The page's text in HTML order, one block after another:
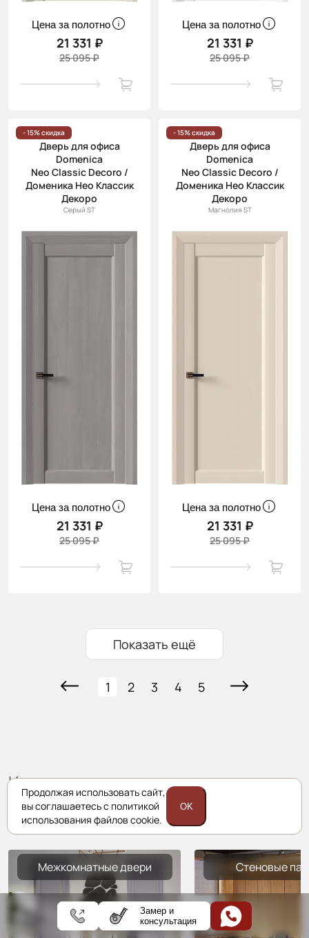
Цена за полотно
21 331 ₽
25 095 ₽
Цена за полотно
21 331 ₽
25 095 ₽
- 15% скидка
Дверь для офиса
Domenica
Neo Classic Decoro /
Доменика Нео Классик
Декоро
Серый ST
Цена за полотно
21 331 ₽
25 095 ₽
- 15% скидка
Дверь для офиса
Domenica
Neo Classic Decoro /
Доменика Нео Классик
Декоро
Магнолия ST
Цена за полотно
21 331 ₽
25 095 ₽
Показать ещё
1 2 3 4 5
Комплексные решения
Porta prima
Межкомнатные двери Стеновые
Замер и
консультация
Продолжая использовать сайт,
вы соглашаетесь с политикой
использования файлов cookie.
OK